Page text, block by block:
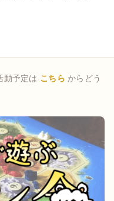
動予定は こちら からどう